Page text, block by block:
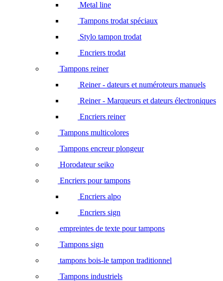
Metal line
Tampons trodat spéciaux
Stylo tampon trodat
Encriers trodat
Tampons reiner
Reiner - dateurs et numéroteurs manuels
Reiner - Marqueurs et dateurs électroniques
Encriers reiner
Tampons multicolores
Tampons encreur plongeur
Horodateur seiko
Encriers pour tampons
Encriers alpo
Encriers sign
empreintes de texte pour tampons
Tampons sign
tampons bois-le tampon traditionnel
Tampons industriels